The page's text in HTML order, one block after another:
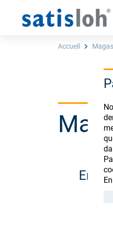
Ophtalmique
Accueil